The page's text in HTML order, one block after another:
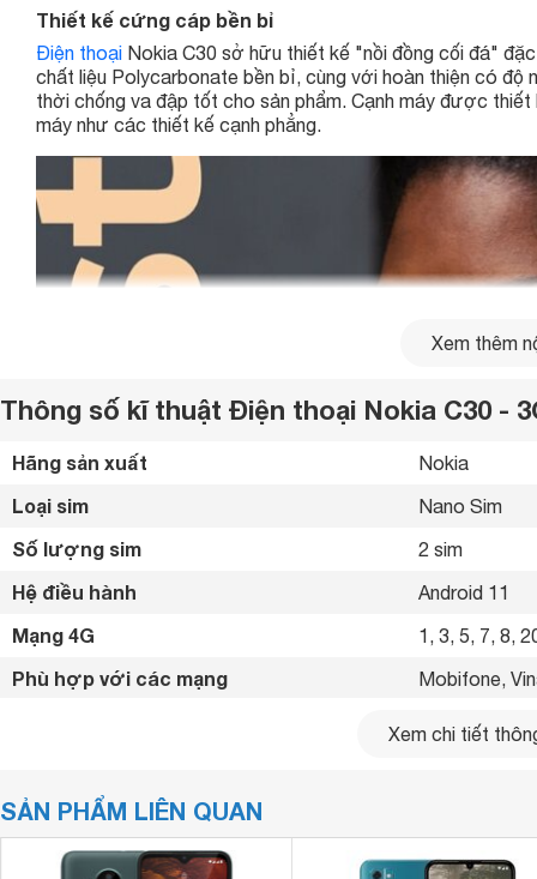
Thiết kế cứng cáp bền bỉ
Điện thoại Nokia C30 sở hữu thiết kế "nồi đồng cối đá"
chất liệu Polycarbonate bền bỉ, cùng với hoàn thiện có độ
thời chống va đập tốt cho sản phẩm. Cạnh máy được
máy như các thiết kế cạnh phẳng.
sử dụng thiết kế màn
. Điện thoại
Màn hình hiển thị chất lượng
HMD Global trang bị cho điện thoại Nokia C30 màn hình
độ điểm ảnh 257ppi đưa tới khả năng hiển thị sắc nét với
Xem thêm
Thông số kĩ thuật Điện thoại Nokia C30 -
Hãng sản xuất Nokia
Loại sim Nano Sim
Số lượng sim 2 sim
Hệ điều hành Android 11
Mạng 4G 1, 3, 5, 7, 8,
Phù hợp với các mạng Mobifone,
Có
Trọng lượng
Kiểu màn hình
Xem chi tiết
SẢN PHẨM LIÊN QUAN